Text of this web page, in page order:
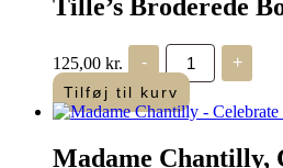
Tille’s Broderede
125,00 kr. -
Tille's
Broderede
Bolcher,
Broderikit
antal
+
Tilføj til kurv
Madame Chantilly,